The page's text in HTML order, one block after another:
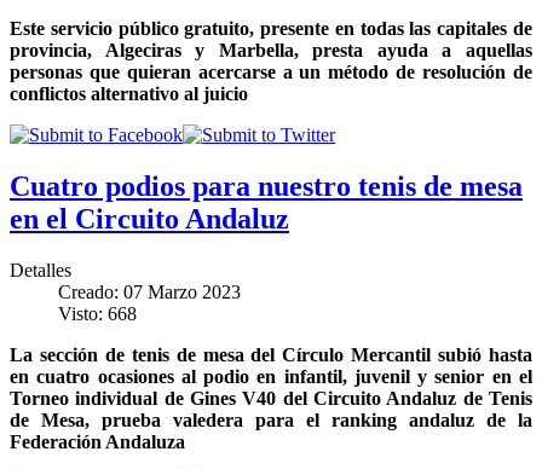
Este servicio público gratuito, presente en todas las capitales de
provincia, Algeciras y Marbella, presta ayuda a aquellas
personas que quieran acercarse a un método de resolución de
conflictos alternativo al juicio
Cuatro podios para nuestro tenis de mesa
en el Circuito Andaluz
Detalles
Creado: 07 Marzo 2023
Visto: 668
La sección de tenis de mesa del Círculo Mercantil subió hasta
en cuatro ocasiones al podio en infantil, juvenil y senior en el
Torneo individual de Gines V40 del Circuito Andaluz de Tenis
de Mesa, prueba valedera para el ranking andaluz de la
Federación Andaluza